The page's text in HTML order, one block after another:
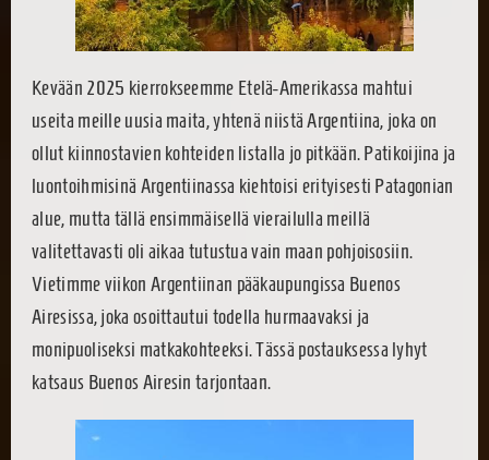
Kevään 2025 kierrokseemme Etelä-Amerikassa mahtui
useita meille uusia maita, yhtenä niistä Argentiina, joka on
ollut kiinnostavien kohteiden listalla jo pitkään. Patikoijina ja
luontoihmisinä Argentiinassa kiehtoisi erityisesti Patagonian
alue, mutta tällä ensimmäisellä vierailulla meillä
valitettavasti oli aikaa tutustua vain maan pohjoisosiin.
Vietimme viikon Argentiinan pääkaupungissa Buenos
Airesissa, joka osoittautui todella hurmaavaksi ja
monipuoliseksi matkakohteeksi. Tässä postauksessa lyhyt
katsaus Buenos Airesin tarjontaan.